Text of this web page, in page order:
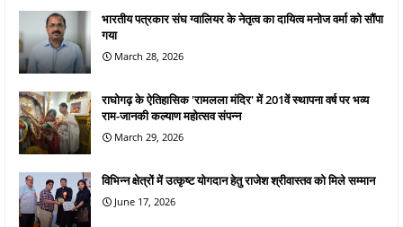
भारतीय पत्रकार संघ ग्वालियर के नेतृत्व का दायित्व मनोज वर्मा को सौंपा
गया
March 28, 2026
राघोगढ़ के ऐतिहासिक 'रामलला मंदिर' में 201वें स्थापना वर्ष पर भव्य
राम-जानकी कल्याण महोत्सव संपन्न
March 29, 2026
विभिन्न क्षेत्रों में उत्कृष्ट योगदान हेतु राजेश श्रीवास्तव को मिले सम्मान
June 17, 2026